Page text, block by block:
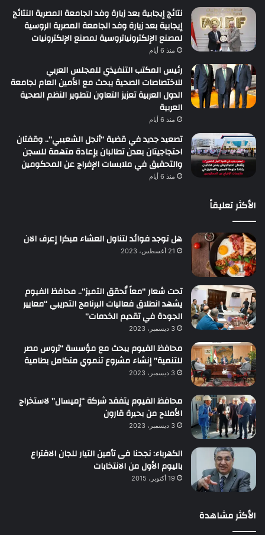
نتائج إيجابية بعد زيارة وفد الجامعة المصرية النتائج
إيجابية بعد زيارة وفد الجامعة المصرية الروسية
لمصنع الإلكترونياتروسية لمصنع الإلكترونيات
منذ 6 أيام
رئيس المكتب التنفيذي للمجلس العربي
للاختصاصات الصحية يبحث مع الأمين العام لجامعة
الدول العربية تعزيز التعاون لتطوير النظم الصحية
العربية
منذ 6 أيام
تصعيد جديد في قضية “أنجل الشعيبي”.. وقفتان
احتجاجيتان بعدن تطالبان بإعادة متهمة للسجن
والتحقيق في ملابسات الإفراج عن المحكومين
منذ 6 أيام
الأكثر تعليقاً
هل توجد فوائد لتناول العشاء مبكرا إعرف الان
21 أغسطس، 2023
تحت شعار “معاً نُحقق التميز”.. محافظ الفيوم
يشهد انطلاق فعاليات البرنامج التدريبي “معايير
الجودة في تقديم الخدمات”
3 ديسمبر، 2023
محافظ الفيوم يبحث مع مؤسسة “تروس مصر
للتنمية” إنشاء مشروع تنموي متكامل بطامية
3 ديسمبر، 2023
محافظ الفيوم يتفقد شركة “إميسال” لاستخراج
الأملاح من بحيرة قارون
3 ديسمبر، 2023
الكهرباء: نجحنا فى تأمين التيار للجان الاقتراع
باليوم الأول من الانتخابات
19 أكتوبر، 2015
الأكثر مشاهدة